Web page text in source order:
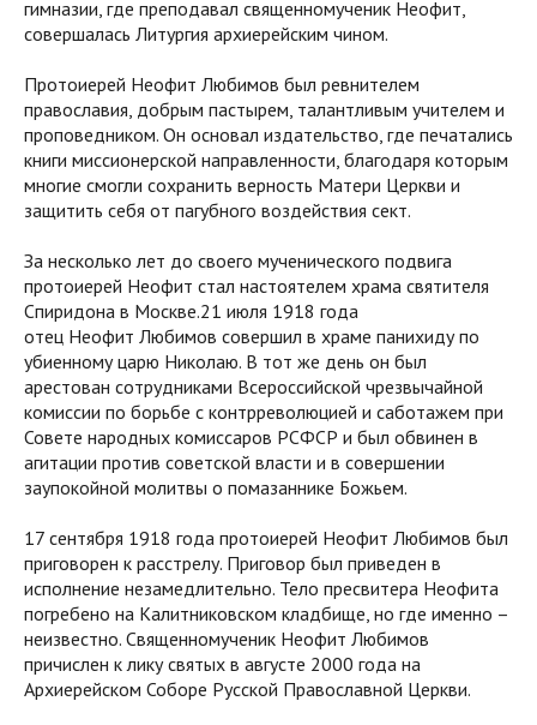
гимназии, где преподавал священномученик Неофит,
совершалась Литургия архиерейским чином.
Протоиерей Неофит Любимов был ревнителем
православия, добрым пастырем, талантливым учителем и
проповедником. Он основал издательство, где печатались
книги миссионерской направленности, благодаря которым
многие смогли сохранить верность Матери Церкви и
защитить себя от пагубного воздействия сект.
За несколько лет до своего мученического подвига
протоиерей Неофит стал настоятелем храма святителя
Спиридона в Москве.21 июля 1918 года
отец Неофит Любимов совершил в храме панихиду по
убиенному царю Николаю. В тот же день он был
арестован сотрудниками Всероссийской чрезвычайной
комиссии по борьбе с контрреволюцией и саботажем при
Совете народных комиссаров РСФСР и был обвинен в
агитации против советской власти и в совершении
заупокойной молитвы о помазаннике Божьем.
17 сентября 1918 года протоиерей Неофит Любимов был
приговорен к расстрелу. Приговор был приведен в
исполнение незамедлительно. Тело пресвитера Неофита
погребено на Калитниковском кладбище, но где именно –
неизвестно. Священномученик Неофит Любимов
причислен к лику святых в августе 2000 года на
Архиерейском Соборе Русской Православной Церкви.